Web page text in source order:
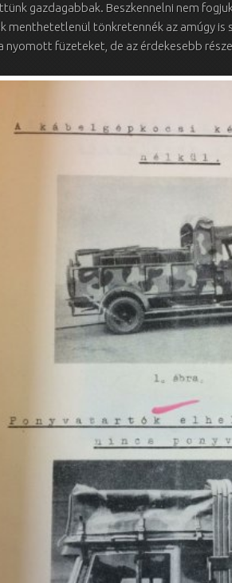
gazdagabbak. Beszkennelni nem
menthetetlenül tönkretennék az amúgy is
nyomott füzeteket, de az érdekesebb